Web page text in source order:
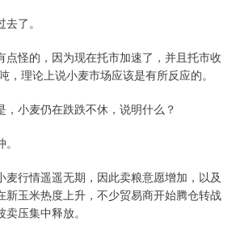
了。
点怪的，因为现在托市加速了，并且托市收
，理论上说小麦市场应该是有所反应的。
小麦仍在跌跌不休，说明什么？
麦行情遥遥无期，因此卖粮意愿增加，以及
新玉米热度上升，不少贸易商开始腾仓转战
压集中释放。